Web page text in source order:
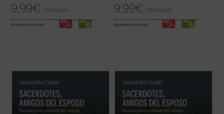
9,99€ IVA incluido
disponible en ebook:
9,99€ IVA incluido
disponible en ebook:
Obispos reflexiona sobre la renovación
sacerdotal en unos tiempos en los que «los
escándalos, las humillaciones y el desgaste
han sumido al clero en un estado de
vulnerabilidad, si no de desconcierto, ...
Obispos reflexiona sobre la renovación
sacerdotal en unos tiempos en los que «los
escándalos, las humillaciones y el desgaste
han sumido al clero en un estado de
vulnerabilidad, si no de desconcierto, ...